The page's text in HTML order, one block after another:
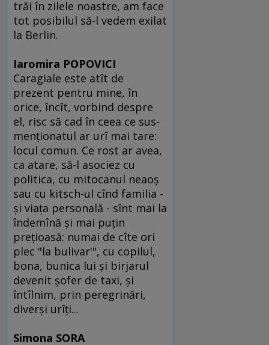
trăi în zilele noastre, am face
tot posibilul să-l vedem exilat
la Berlin.
Iaromira POPOVICI
Caragiale este atît de
prezent pentru mine, în
orice, încît, vorbind despre
el, risc să cad în ceea ce sus-
menţionatul ar urî mai tare:
locul comun. Ce rost ar avea,
ca atare, să-l asociez cu
politica, cu mitocanul neaoş
sau cu kitsch-ul cînd familia -
şi viaţa personală - sînt mai la
îndemînă şi mai puţin
preţioasă: numai de cîte ori
plec "la bulivar'", cu copilul,
bona, bunica lui şi birjarul
devenit şofer de taxi, şi
întîlnim, prin peregrinări,
diverşi urîţi...
Simona SORA